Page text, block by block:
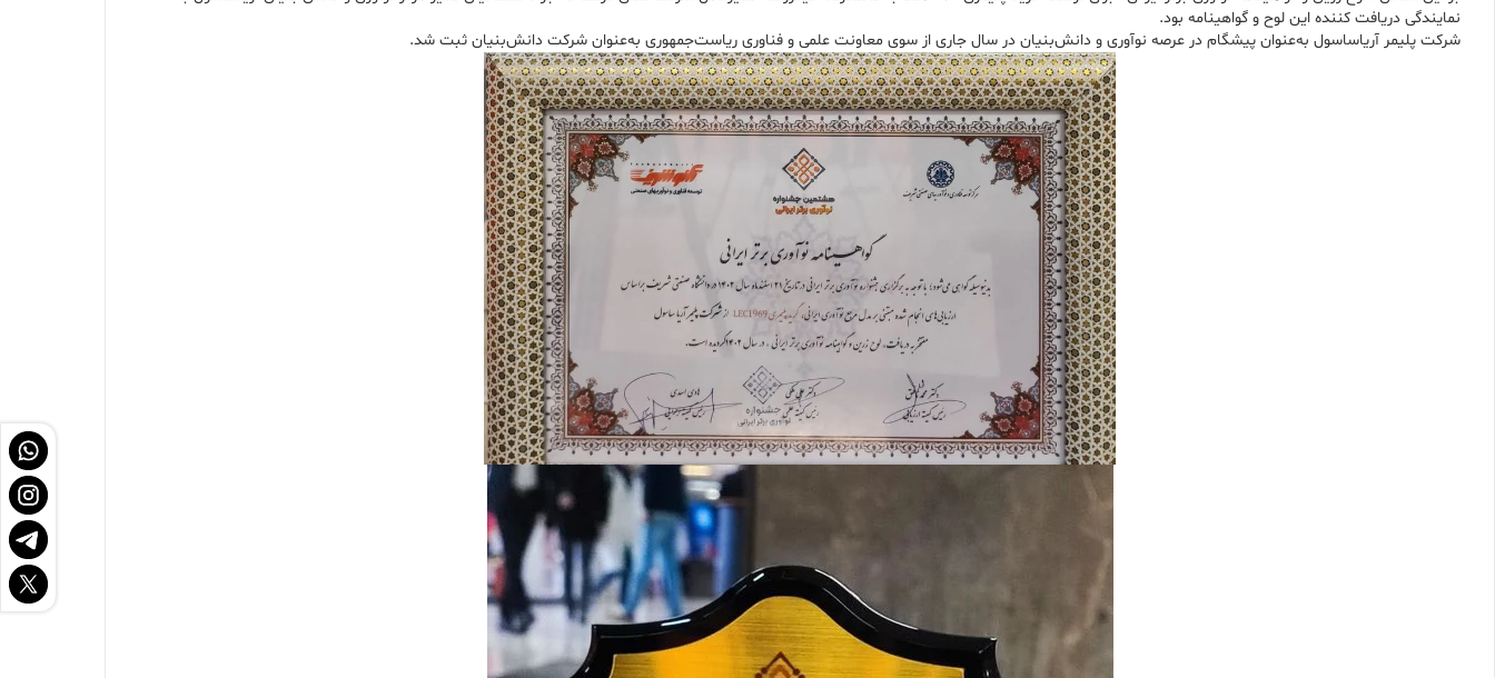
نمایندگی دریافت کننده این لوح و گواهینامه بود.
شرکت پلیمر آریاساسول به‌عنوان پیشگام در عرصه نوآوری و دانش‌بنیان در سال جاری از سوی معاونت علمی و فناوری ریاست‌جمهوری به‌عنوان شرکت دانش‌بنیان ثبت شد.